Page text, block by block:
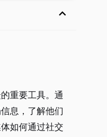
重要工具。通
息，了解他们
如何通过社交